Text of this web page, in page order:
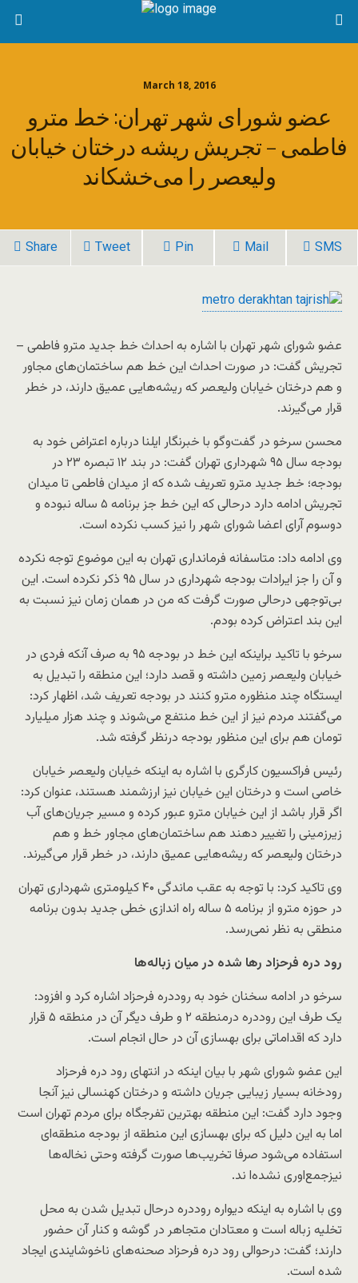
March 18, 2016
عضو شورای شهر تهران: خط مترو
فاطمی – تجریش ریشه درختان خیابان
ولیعصر را می‌خشکاند
Share Tweet Pin Mail SMS
عضو شورای شهر تهران با اشاره به احداث خط جدید مترو فاطمی –
تجریش گفت: در صورت احداث این خط هم ساختمان‌های مجاور
و هم درختان خیابان ولیعصر که ریشه‌هایی عمیق دارند، در خطر
قرار می‌گیرند.
محسن سرخو در گفت‌وگو با خبرنگار ایلنا درباره اعتراض خود به
بودجه سال ۹۵ شهرداری تهران گفت: در بند ۱۲ تبصره ۲۳ در
بودجه؛ خط جدید مترو تعریف شده که از میدان فاطمی تا میدان
تجریش ادامه دارد درحالی که این خط جز برنامه ۵ ساله نبوده و
دوسوم آرای اعضا شورای شهر را نیز کسب نکرده است.
وی ادامه داد: متاسفانه فرمانداری تهران به این موضوع توجه نکرده
و آن را جز ایرادات بودجه شهرداری در سال ۹۵ ذکر نکرده است. این
بی‌توجهی درحالی صورت گرفت که من در‌‌ همان زمان نیز نسبت به
این بند اعتراض کرده بودم.
سرخو با تاکید براینکه این خط در بودجه ۹۵ به صرف آنکه فردی در
خیابان ولیعصر زمین داشته و قصد دارد؛ این منطقه را تبدیل به
ایستگاه چند منظوره مترو کنند در بودجه تعریف شد، اظهار کرد:
می‌گفتند مردم نیز از این خط منتفع می‌شوند و چند هزار میلیارد
تومان هم برای این منظور بودجه درنظر گرفته شد.
رئیس فراکسیون کارگری با اشاره به اینکه خیابان ولیعصر خیابان
خاصی است و درختان این خیابان نیز ارزشمند هستند، عنوان کرد:
اگر قرار باشد از این خیابان مترو عبور کرده و مسیر جریان‌های آب
زیرزمینی را تغییر دهند هم ساختمان‌های مجاور خط و هم
درختان ولیعصر که ریشه‌هایی عمیق دارند، در خطر قرار می‌گیرند.
وی تاکید کرد: با توجه به عقب ماندگی ۴۰ کیلومتری شهرداری تهران
در حوزه مترو از برنامه ۵ ساله راه اندازی خطی جدید بدون برنامه
منطقی به نظر نمی‌رسد.
رود دره فرحزاد‌‌ رها شده در میان زباله‌ها
سرخو در ادامه سخنان خود به روددره فرحزاد اشاره کرد و افزود:
یک طرف این روددره درمنطقه ۲ و طرف دیگر آن در منطقه ۵ قرار
دارد که اقداماتی برای بهسازی آن در حال انجام است.
این عضو شورای شهر با بیان اینکه در انتهای رود دره فرحزاد
رودخانه بسیار زیبایی جریان داشته و درختان کهنسالی نیز آنجا
وجود دارد گفت: این منطقه بهترین تفرجگاه برای مردم تهران است
اما به این دلیل که برای بهسازی این منطقه از بودجه منطقه‌ای
استفاده می‌شود صرفا تخریب‌ها صورت گرفته وحتی نخاله‌ها
نیزجمع‌اوری نشده‌ا ند.
وی با اشاره به اینکه دیواره روددره درحال تبدیل شدن به محل
تخلیه زباله است و معتادان متجاهر در گوشه و کنار آن حضور
دارند؛ گفت: درحوالی رود دره فرحزاد صحنه‌های ناخوشایندی ایجاد
شده است.